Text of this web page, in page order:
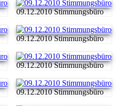
09.12.2010 Stimmungsbüro
09.12.2010 Stimmungsbüro
09.12.2010 Stimmungsbüro
09.12.2010 Stimmungsbüro